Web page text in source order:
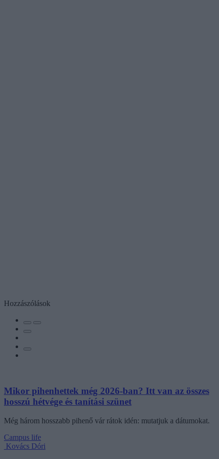
Hozzászólások
Mikor pihenhettek még 2026-ban? Itt van az összes
hosszú hétvége és tanítási szünet
Még három hosszabb pihenő vár rátok idén: mutatjuk a dátumokat.
Campus life
Kovács Dóri